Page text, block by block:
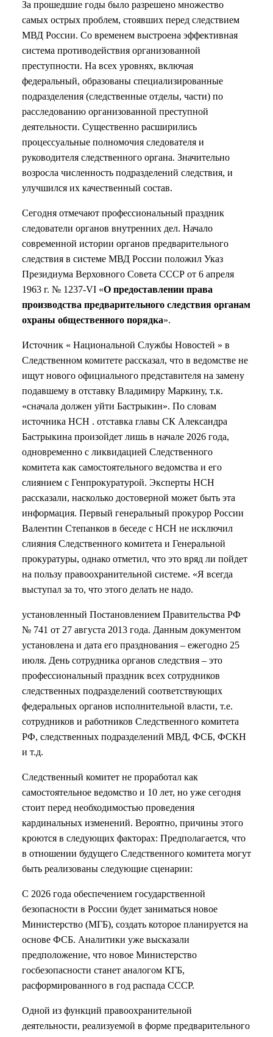
За прошедшие годы было разрешено множество
самых острых проблем, стоявших перед следствием
МВД России. Со временем выстроена эффективная
система противодействия организованной
преступности. На всех уровнях, включая
федеральный, образованы специализированные
подразделения (следственные отделы, части) по
расследованию организованной преступной
деятельности. Существенно расширились
процессуальные полномочия следователя и
руководителя следственного органа. Значительно
возросла численность подразделений следствия, и
улучшился их качественный состав.
Сегодня отмечают профессиональный праздник
следователи органов внутренних дел. Начало
современной истории органов предварительного
следствия в системе МВД России положил Указ
Президиума Верховного Совета СССР от 6 апреля
1963 г. № 1237-VI «О предоставлении права
производства предварительного следствия органам
охраны общественного порядка».
Источник « Национальной Службы Новостей » в
Следственном комитете рассказал, что в ведомстве не
ищут нового официального представителя на замену
подавшему в отставку Владимиру Маркину, т.к.
«сначала должен уйти Бастрыкин». По словам
источника НСН . отставка главы СК Александра
Бастрыкина произойдет лишь в начале 2026 года,
одновременно с ликвидацией Следственного
комитета как самостоятельного ведомства и его
слиянием с Генпрокуратурой. Эксперты НСН
рассказали, насколько достоверной может быть эта
информация. Первый генеральный прокурор России
Валентин Степанков в беседе с НСН не исключил
слияния Следственного комитета и Генеральной
прокуратуры, однако отметил, что это вряд ли пойдет
на пользу правоохранительной системе. «Я всегда
выступал за то, что этого делать не надо.
установленный Постановлением Правительства РФ
№ 741 от 27 августа 2013 года. Данным документом
установлена и дата его празднования – ежегодно 25
июля. День сотрудника органов следствия – это
профессиональный праздник всех сотрудников
следственных подразделений соответствующих
федеральных органов исполнительной власти, т.е.
сотрудников и работников Следственного комитета
РФ, следственных подразделений МВД, ФСБ, ФСКН
и т.д.
Следственный комитет не проработал как
самостоятельное ведомство и 10 лет, но уже сегодня
стоит перед необходимостью проведения
кардинальных изменений. Вероятно, причины этого
кроются в следующих факторах: Предполагается, что
в отношении будущего Следственного комитета могут
быть реализованы следующие сценарии:
С 2026 года обеспечением государственной
безопасности в России будет заниматься новое
Министерство (МГБ), создать которое планируется на
основе ФСБ. Аналитики уже высказали
предположение, что новое Министерство
госбезопасности станет аналогом КГБ,
расформированного в год распада СССР.
Одной из функций правоохранительной
деятельности, реализуемой в форме предварительного